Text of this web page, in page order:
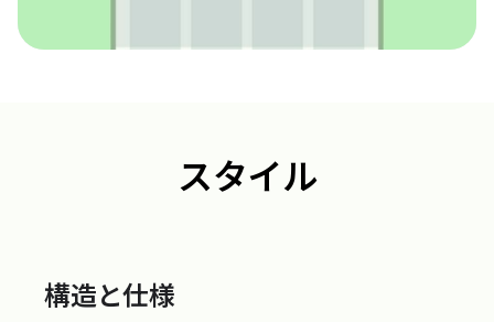
スタイル
構造と仕様